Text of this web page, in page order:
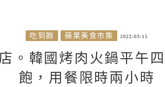
吃到飽 蘋果美食市集 2022-03-15
。韓國烤肉火鍋平午
飽，用餐限時兩小時